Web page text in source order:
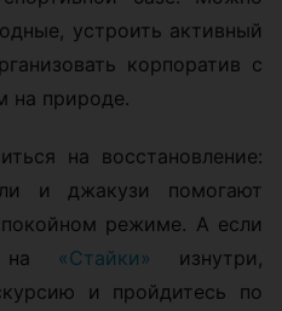
устроить активный
корпоратив с
на природе.
на восстановление:
и джакузи помогают
режиме. А если
на «Стайки» изнутри,
и пройдитесь по